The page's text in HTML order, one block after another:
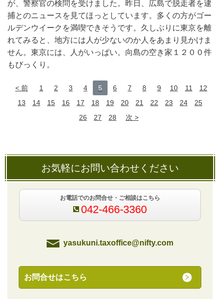
が、警察官の検問を受けました。昨日、広島で脱走者を逮
捕とのニュースを見てほっとしています。多くの方がゴー
ルデンウイークを満喫できそうです。久しぶりに東京を離
れてみると、地方には人が少ないのか人をあまり見かけま
せん。東京には、人がいっぱい。向島の空き家１２００件
もびっくり。
前 1 2 3 4 5 6 7 8 9 10 11
12
13
14 15 16 17 18 19 20 21 22 23 24
25
26
27 28 次
お気軽にお問い合わせください
お電話でのお問合せ・ご相談はこちら
042-466-3360
yasukuni.taxoffice@nifty.com
お問合せはこちら